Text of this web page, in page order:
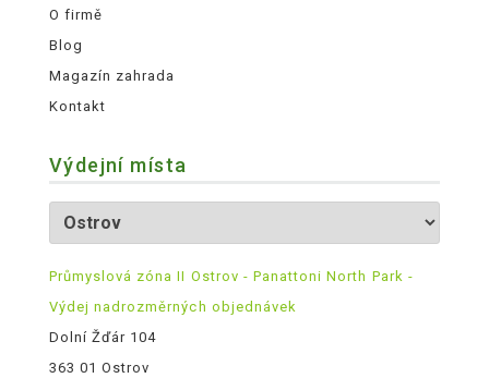
O firmě
Blog
Magazín zahrada
Kontakt
Výdejní místa
Průmyslová zóna II Ostrov - Panattoni North Park -
Výdej nadrozměrných objednávek
Dolní Žďár 104
363 01 Ostrov